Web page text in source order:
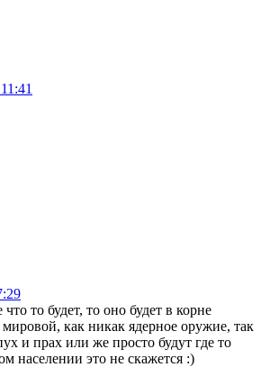
то будет, то оно будет в корне
мировой, как никак ядерное оружие, так
и прах или же просто будут где то
населении это не скажется :)